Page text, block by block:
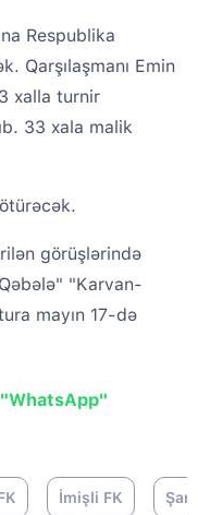
Respublika
Qarşılaşmanı Emin
xalla turnir
33 xala malik
görüşlərində
"Karvan-
mayın 17-də
İmişli FK